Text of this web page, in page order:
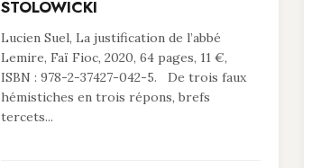
STOLOWICKI
Lucien Suel, La justification de l’abbé
Lemire, Faï Fioc, 2020, 64 pages, 11 €,
ISBN : 978-2-37427-042-5. De trois faux
hémistiches en trois répons, brefs
tercets...